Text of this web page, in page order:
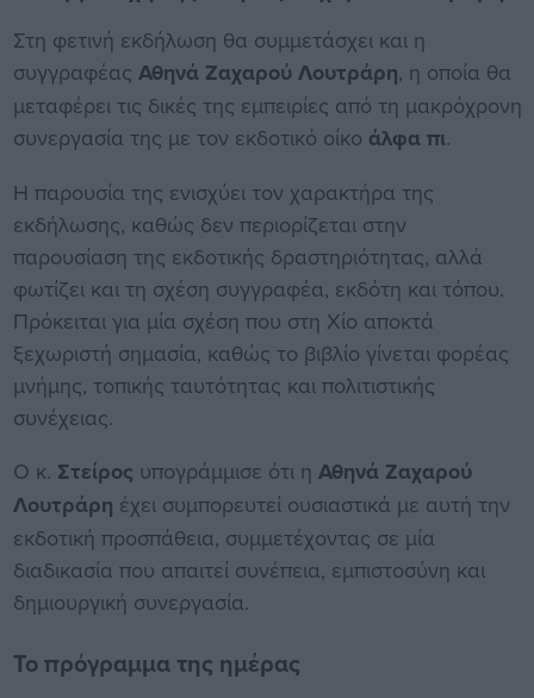
Στη φετινή εκδήλωση θα συμμετάσχει και η
συγγραφέας Αθηνά Ζαχαρού Λουτράρη, η οποία θα
μεταφέρει τις δικές της εμπειρίες από τη μακρόχρονη
συνεργασία της με τον εκδοτικό οίκο άλφα πι.
Η παρουσία της ενισχύει τον χαρακτήρα της
εκδήλωσης, καθώς δεν περιορίζεται στην
παρουσίαση της εκδοτικής δραστηριότητας, αλλά
φωτίζει και τη σχέση συγγραφέα, εκδότη και τόπου.
Πρόκειται για μία σχέση που στη Χίο αποκτά
ξεχωριστή σημασία, καθώς το βιβλίο γίνεται φορέας
μνήμης, τοπικής ταυτότητας και πολιτιστικής
συνέχειας.
Ο κ. Στείρος υπογράμμισε ότι η Αθηνά Ζαχαρού
Λουτράρη έχει συμπορευτεί ουσιαστικά με αυτή την
εκδοτική προσπάθεια, συμμετέχοντας σε μία
διαδικασία που απαιτεί συνέπεια, εμπιστοσύνη και
δημιουργική συνεργασία.
Το πρόγραμμα της ημέρας